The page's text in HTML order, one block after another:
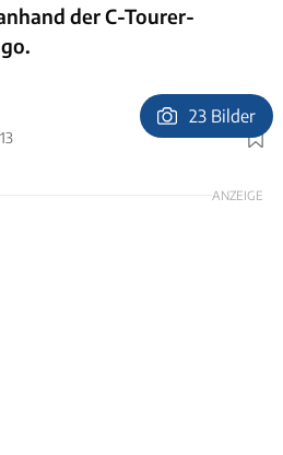
der C-Tourer-
Foto: Frank Eppler
23 Bilder
ANZEIGE